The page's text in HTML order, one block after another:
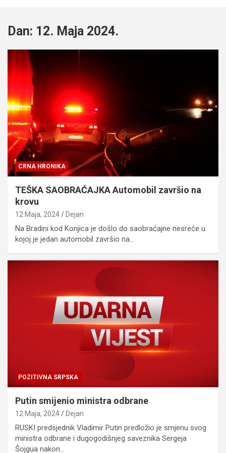
Dan: 12. Maja 2024.
CRNA HRONIKA
TEŠKA SAOBRAĆAJKA Automobil završio na
krovu
12 Maja, 2024 Dejan
Na Bradini kod Konjica je došlo do saobraćajne nesreće u
kojoj je jedan automobil završio na…
POZITIVNA SRPSKA
Putin smijenio ministra odbrane
12 Maja, 2024 Dejan
RUSKI predsjednik Vladimir Putin predložio je smjenu svog
ministra odbrane i dugogodišnjeg saveznika Sergeja
Šojgua nakon…